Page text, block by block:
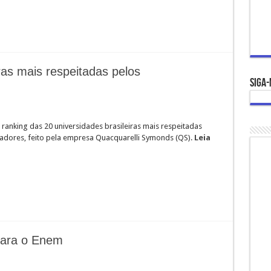
mais respeitadas pelos
das 20 universidades brasileiras mais respeitadas
feito pela empresa Quacquarelli Symonds (QS). Leia
o Enem